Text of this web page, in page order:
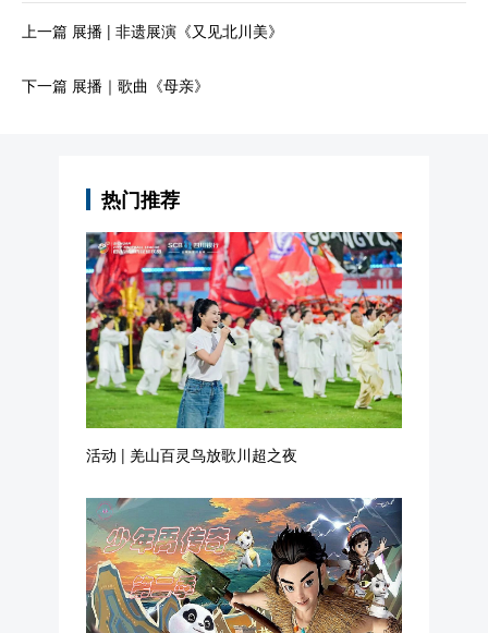
上一篇 展播 | 非遗展演《又见北川美》
下一篇 展播｜歌曲《母亲》
活动 | 羌山百灵鸟放歌川超之夜